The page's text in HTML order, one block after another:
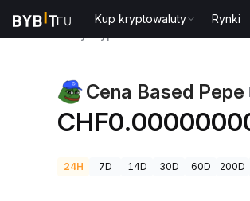
Kup kryptowaluty Rynki
Cena Based Pepe
24H 7D 14D 30D 60D 200D